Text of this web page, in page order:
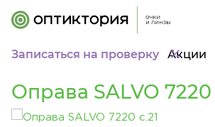
Записаться на проверку Акции
Оправа SALVO 7220